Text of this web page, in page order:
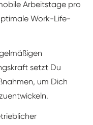
Arbeitstage pro
Work-Life-
setzt Du
um Dich